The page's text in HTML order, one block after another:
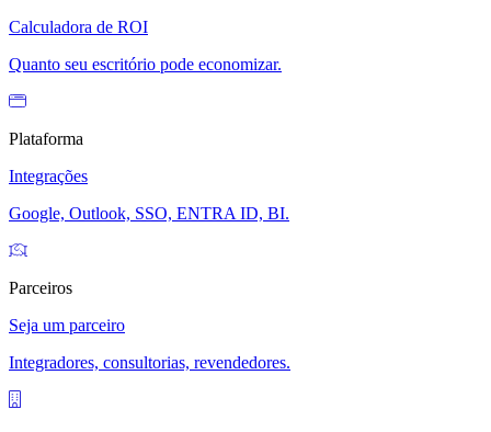
Calculadora de ROI
Quanto seu escritório pode economizar.
Plataforma
Integrações
Google, Outlook, SSO, ENTRA ID, BI.
Parceiros
Seja um parceiro
Integradores, consultorias, revendedores.